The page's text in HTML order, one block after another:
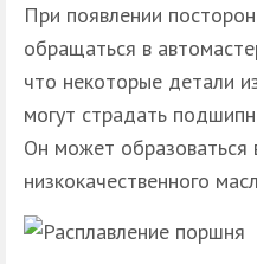
При появлении
обращаться в
что некоторые детали
могут страдать
Он может образоваться
низкокачественного